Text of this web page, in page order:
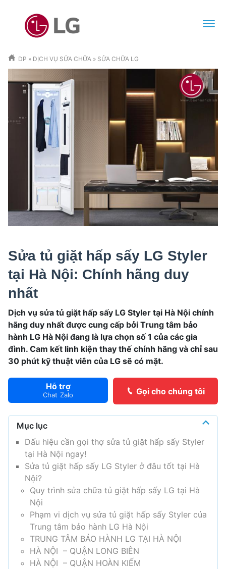
DP » DỊCH VỤ SỬA CHỮA » SỬA CHỮA LG
Sửa tủ giặt hấp sấy LG Styler
tại Hà Nội: Chính hãng duy
nhất
Dịch vụ sửa tủ giặt hấp sấy LG Styler tại Hà Nội chính
hãng duy nhất được cung cấp bởi Trung tâm bảo
hành LG Hà Nội đang là lựa chọn số 1 của các gia
đình. Cam kết linh kiện thay thế chính hãng và chỉ sau
30 phút kỹ thuật viên của LG sẽ có mặt.
Gọi cho chúng tôi
Hỗ trợ
Chat Zalo
Mục lục
Dấu hiệu cần gọi thợ sửa tủ giặt hấp sấy Styler
tại Hà Nội ngay!
Sửa tủ giặt hấp sấy LG Styler ở đâu tốt tại Hà
Nội?
Quy trình sửa chữa tủ giặt hấp sấy LG tại Hà
Nội
Phạm vi dịch vụ sửa tủ giặt hấp sấy Styler của
Trung tâm bảo hành LG Hà Nội
TRUNG TÂM BẢO HÀNH LG TẠI HÀ NỘI
HÀ NỘI – QUẬN LONG BIÊN
HÀ NỘI – QUẬN HOÀN KIẾM